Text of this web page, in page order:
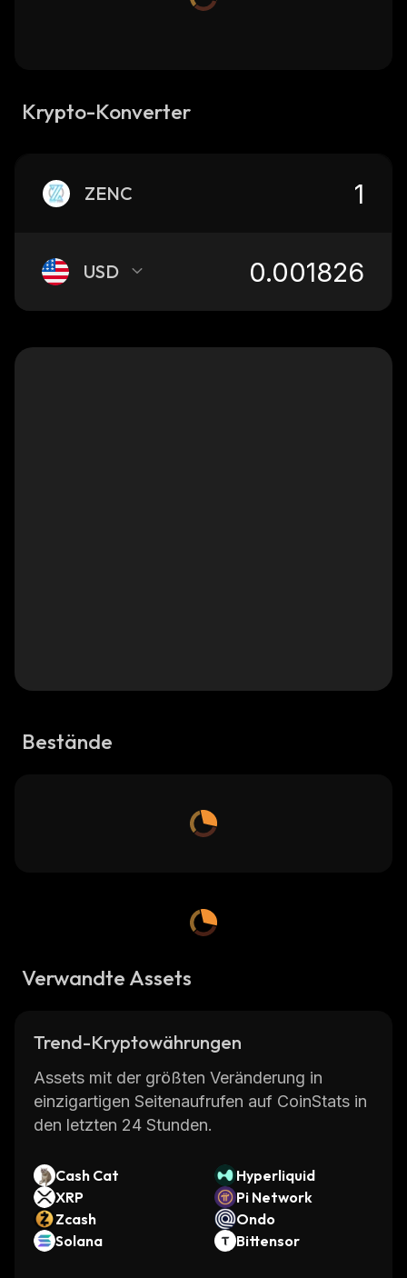
Krypto-Konverter
ZENC
USD
Bestände
Verwandte Assets
Trend-Kryptowährungen
Assets mit der größten Veränderung in
einzigartigen Seitenaufrufen auf CoinStats in
den letzten 24 Stunden.
Cash Cat
Hyperliquid
XRP
Pi Network
Zcash
Ondo
Solana
Bittensor